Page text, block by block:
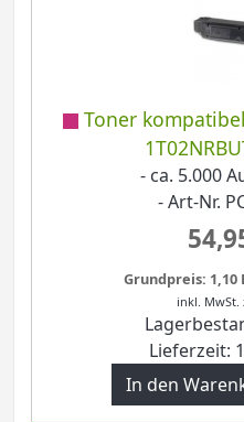
Toner
- ca. 5.000
- Art-Nr.
Grundpreis: 1,10
inkl. MwSt.
Lieferzeit:
In den